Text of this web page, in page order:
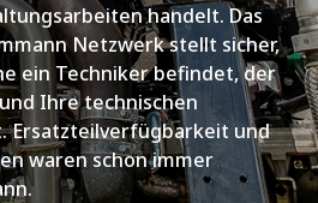
handelt. Das
Netzwerk stellt sicher,
ein Techniker befindet, der
Ihre technischen
Ersatzteilverfügbarkeit und
waren schon immer